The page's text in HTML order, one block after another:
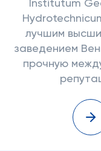
Institutum
лучшим
заведением
прочную